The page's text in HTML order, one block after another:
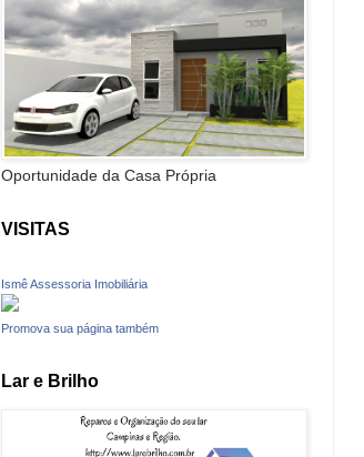
Oportunidade da Casa Própria
VISITAS
Ismê Assessoria Imobiliária
Promova sua página também
Lar e Brilho